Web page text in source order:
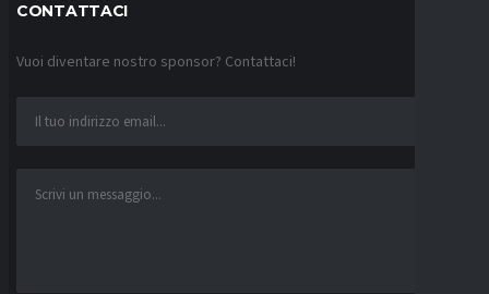
CONTATTACI
Vuoi diventare nostro sponsor? Contattaci!